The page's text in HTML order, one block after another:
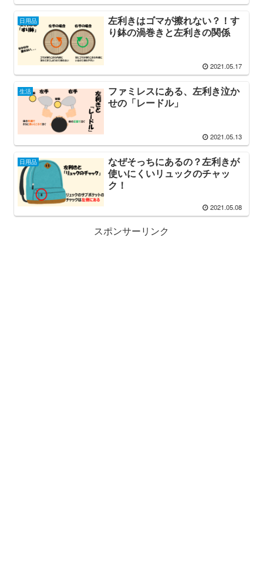
日用品
左利きはゴマが擦れない？！す
り鉢の渦巻きと左利きの関係
2021.05.17
生活
ファミレスにある、左利き泣か
せの「レードル」
2021.05.13
日用品
なぜそっちにあるの？左利きが
使いにくいリュックのチャッ
ク！
2021.05.08
スポンサーリンク